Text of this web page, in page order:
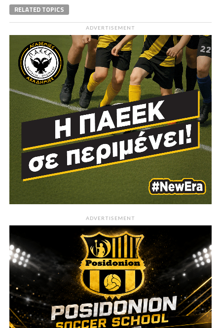
RELATED TOPICS
ADVERTISEMENT
ADVERTISEMENT